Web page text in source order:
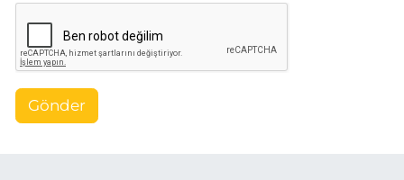
Gönder